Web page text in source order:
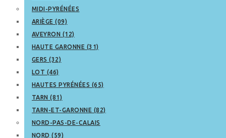
MIDI-PYRÉNÉES
ARIÈGE (09)
AVEYRON (12)
HAUTE GARONNE (31)
GERS (32)
LOT (46)
HAUTES PYRÉNÉES (65)
TARN (81)
TARN-ET-GARONNE (82)
NORD-PAS-DE-CALAIS
NORD (59)